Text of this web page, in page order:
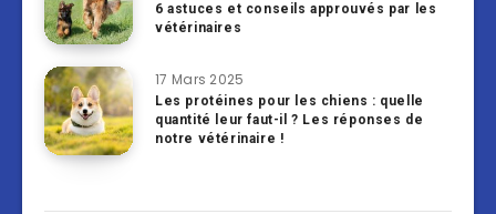
6 astuces et conseils approuvés par les
vétérinaires
17 Mars 2025
Les protéines pour les chiens : quelle
quantité leur faut-il ? Les réponses de
notre vétérinaire !